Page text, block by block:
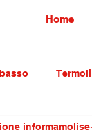
Home
Molise cultura
informamolise